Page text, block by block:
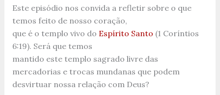
Este episódio nos convida a refletir sobre o que
temos feito de nosso coração,
que é o templo vivo do Espírito Santo (1 Coríntios
6:19). Será que temos
mantido este templo sagrado livre das
mercadorias e trocas mundanas que podem
desvirtuar nossa relação com Deus?